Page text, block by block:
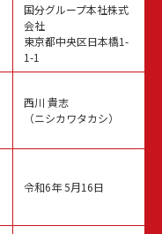
国分グループ本社株式
会社
東京都中央区日本橋1-
1-1
西川 貴志
（ニシカワタカシ）
令和6年 5月16日